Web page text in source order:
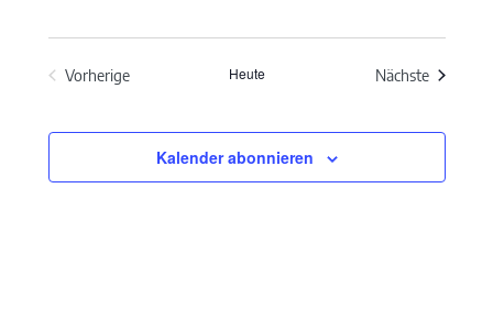
Vorherige
Heute Nächste
Kalender abonnieren